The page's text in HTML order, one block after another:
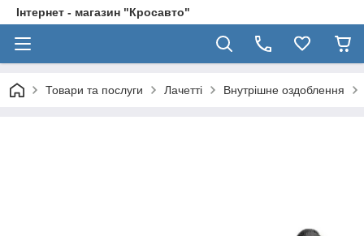
Інтернет - магазин "Кросавто"
Товари та послуги Лачетті Внутрішне оздоблення